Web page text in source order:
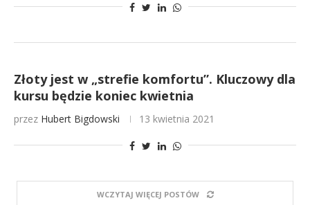
Złoty jest w „strefie komfortu”. Kluczowy dla
kursu będzie koniec kwietnia
przez Hubert Bigdowski 13 kwietnia 2021
WCZYTAJ WIĘCEJ POSTÓW